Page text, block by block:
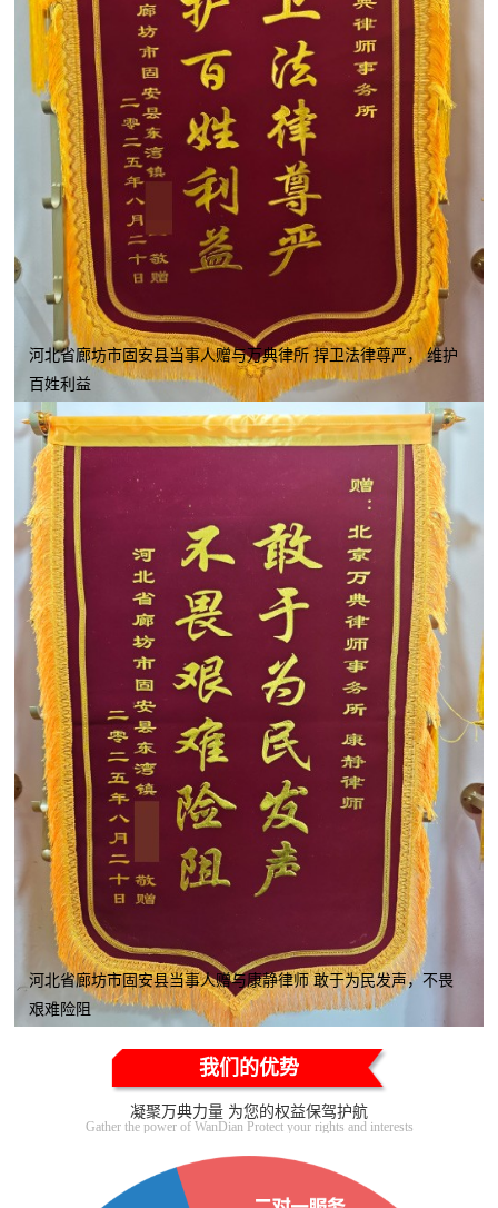
河北省廊坊市固安县当事人赠与万典律所 捍卫法律尊严， 维护
百姓利益
河北省廊坊市固安县当事人赠与康静律师 敢于为民发声，不畏
艰难险阻
我们的优势
凝聚万典力量 为您的权益保驾护航
Gather the power of WanDian Protect your rights and interests